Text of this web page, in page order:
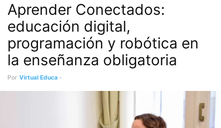
Aprender Conectados:
educación digital,
programación y robótica en
la enseñanza obligatoria
Por Virtual Educa -